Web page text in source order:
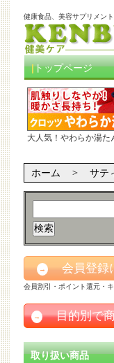
健康食品、美容サプリメン
トップページ
大人気！やわらか湯た
ホーム サテ
→ 会員登録
会員割引・ポイント還元・
→ 目的別で
取り扱い商品